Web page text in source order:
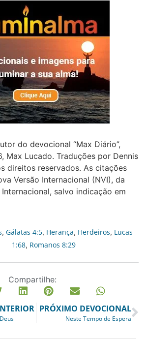
do devocional “Max Diário”,
Max Lucado. Traduções por Dennis
direitos reservados. As citações
Versão Internacional (NVI), da
salvo indicação em
, Gálatas 4:5, Herança, Herdeiros, Lucas
1:68, Romanos 8:29
Compartilhe:
PRÓXIMO DEVOCIONAL
Neste Tempo de Espera